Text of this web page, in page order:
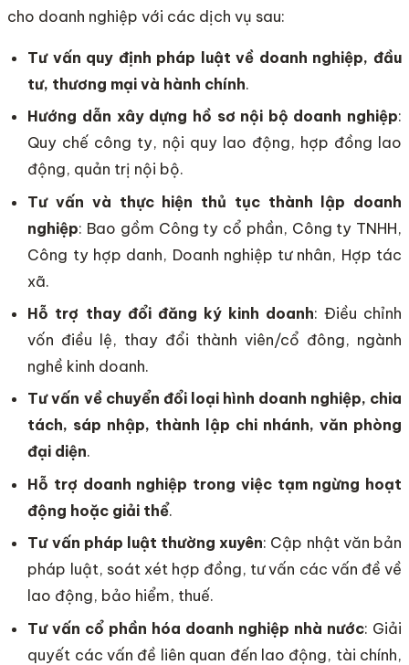
cho doanh nghiệp với các dịch vụ sau:
Tư vấn quy định pháp luật về doanh nghiệp, đầu
tư, thương mại và hành chính.
Hướng dẫn xây dựng hồ sơ nội bộ doanh nghiệp:
Quy chế công ty, nội quy lao động, hợp đồng lao
động, quản trị nội bộ.
Tư vấn và thực hiện thủ tục thành lập doanh
nghiệp: Bao gồm Công ty cổ phần, Công ty TNHH,
Công ty hợp danh, Doanh nghiệp tư nhân, Hợp tác
xã.
Hỗ trợ thay đổi đăng ký kinh doanh: Điều chỉnh
vốn điều lệ, thay đổi thành viên/cổ đông, ngành
nghề kinh doanh.
Tư vấn về chuyển đổi loại hình doanh nghiệp, chia
tách, sáp nhập, thành lập chi nhánh, văn phòng
đại diện.
Hỗ trợ doanh nghiệp trong việc tạm ngừng hoạt
động hoặc giải thể.
Tư vấn pháp luật thường xuyên: Cập nhật văn bản
pháp luật, soát xét hợp đồng, tư vấn các vấn đề về
lao động, bảo hiểm, thuế.
Tư vấn cổ phần hóa doanh nghiệp nhà nước: Giải
quyết các vấn đề liên quan đến lao động, tài chính,